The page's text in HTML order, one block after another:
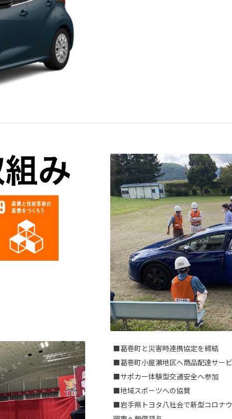
■葛巻町と災害時連携協定を締結
■葛巻町小屋瀬地区へ商品配達サー
■サポカー体験型交通安全へ参加
■地域スポーツへの協賛
■岩手県トヨタ八社会で新型コロナ